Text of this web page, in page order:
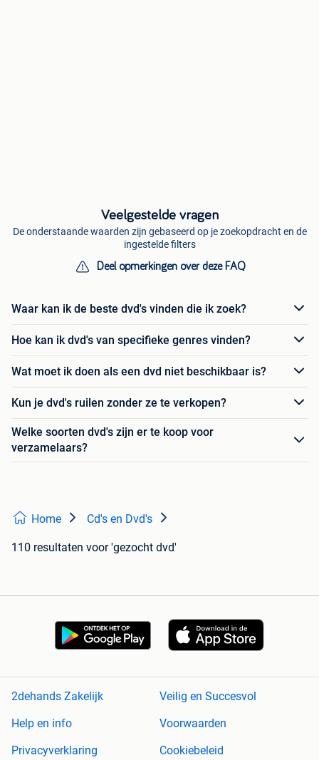
Veelgestelde vragen
De onderstaande waarden zijn gebaseerd op je zoekopdracht en de
ingestelde filters
Deel opmerkingen over deze FAQ
Waar kan ik de beste dvd's vinden die ik zoek?
Hoe kan ik dvd's van specifieke genres vinden?
Wat moet ik doen als een dvd niet beschikbaar is?
Kun je dvd's ruilen zonder ze te verkopen?
Welke soorten dvd's zijn er te koop voor
verzamelaars?
Home Cd's en Dvd's
110 resultaten voor 'gezocht dvd'
2dehands Zakelijk
Veilig en Succesvol
Help en info
Voorwaarden
Privacyverklaring
Cookiebeleid